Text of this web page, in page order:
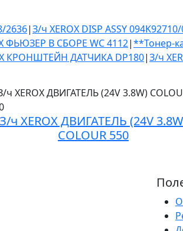
2636|З/ч XEROX DISP ASSY
ФЬЮЗЕР В СБОРЕ WC 4112|**Тонер-
КРОНШТЕЙН ДАТЧИКА DP180|З/ч
З/ч XEROX ДВИГАТЕЛЬ (24V
COLOUR 550